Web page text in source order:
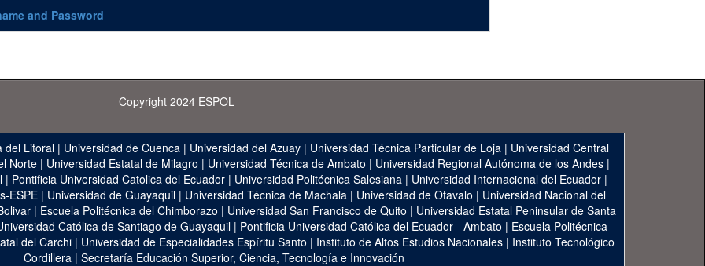
and Password
Copyright 2024 ESPOL
del Litoral | Universidad de Cuenca | Universidad del Azuay | Universidad Técnica Particular de Loja | Universidad Central
Norte| Universidad Estatal de Milagro | Universidad Técnica de Ambato | Universidad Regional Autónoma de los Andes|
| Pontificia Universidad Catolica del Ecuador| Universidad Politécnica Salesiana| Universidad Internacional del Ecuador|
ESPE | Universidad de Guayaquil | Universidad Técnica de Machala | Universidad de Otavalo | Universidad Nacional del
| Escuela Politécnica del Chimborazo | Universidad San Francisco de Quito | Universidad Estatal Peninsular de Santa
Católica de Santiago de Guayaquil | Pontificia Universidad Católica del Ecuador - Ambato | Escuela Politécnica
del Carchi | Universidad de Especialidades Espíritu Santo | Instituto de Altos Estudios Nacionales | Instituto Tecnológico
Cordillera| Secretaría Educación Superior, Ciencia, Tecnología e Innovación